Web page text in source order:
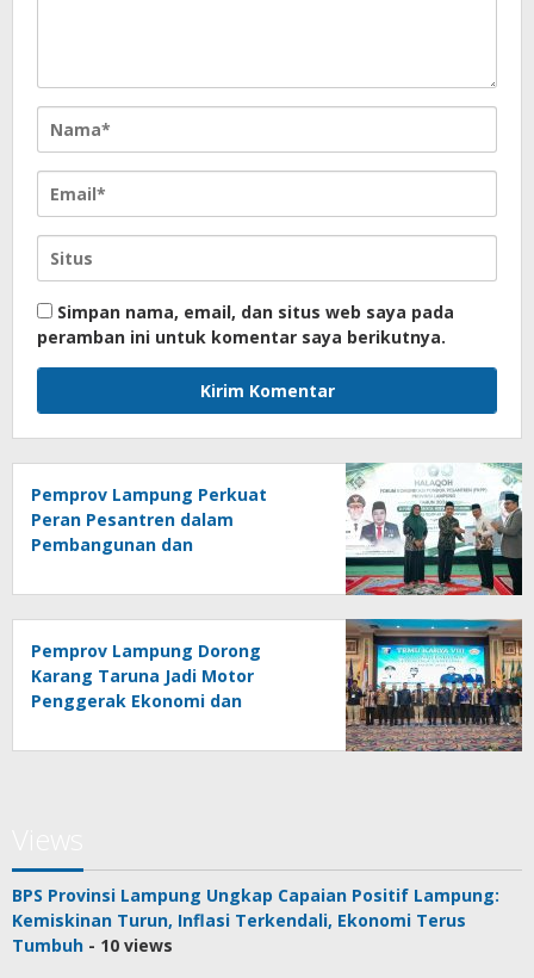
Simpan nama, email, dan situs web saya pada
peramban ini untuk komentar saya berikutnya.
Pemprov Lampung Perkuat
Peran Pesantren dalam
Pembangunan dan
Pemprov Lampung Dorong
Karang Taruna Jadi Motor
Penggerak Ekonomi dan
BPS Provinsi Lampung Ungkap Capaian Positif Lampung:
Kemiskinan Turun, Inflasi Terkendali, Ekonomi Terus
Tumbuh - 10 views